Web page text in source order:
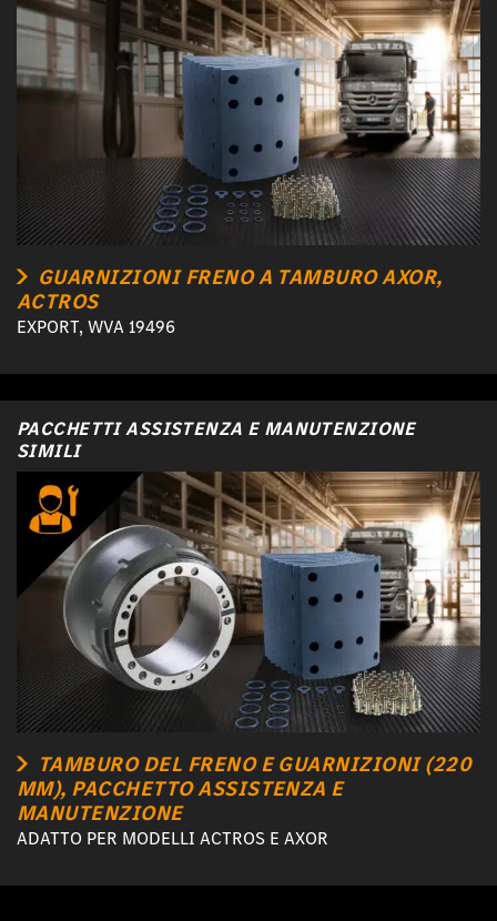
GUARNIZIONI FRENO A TAMBURO AXOR,
ACTROS
EXPORT, WVA 19496
PACCHETTI ASSISTENZA E MANUTENZIONE
SIMILI
TAMBURO DEL FRENO E GUARNIZIONI (220
MM), PACCHETTO ASSISTENZA E
MANUTENZIONE
ADATTO PER MODELLI ACTROS E AXOR